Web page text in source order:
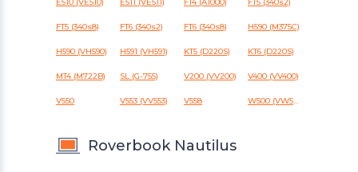
E510 (VE510) E511 (VE511) FT4 (A1000) FT5 (340s2)
FT5 (340s8) FT6 (340s2) FT6 (340s8) H590 (M375C)
H590 (VH590) H591 (VH591) KT5 (D220S) KT6 (D220S)
MT4 (M722B) SL (G-755) V200 (VV200) V400 (VV400)
V550 V553 (VV553) V558 W500 (VW500)
Roverbook Nautilus